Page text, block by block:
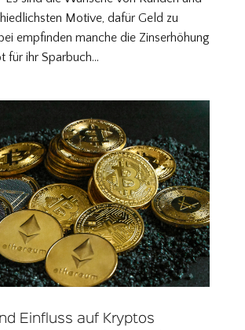
Motive, dafür Geld zu
empfinden manche die Zinserhöhung
für ihr Sparbuch...
Einfluss auf Kryptos